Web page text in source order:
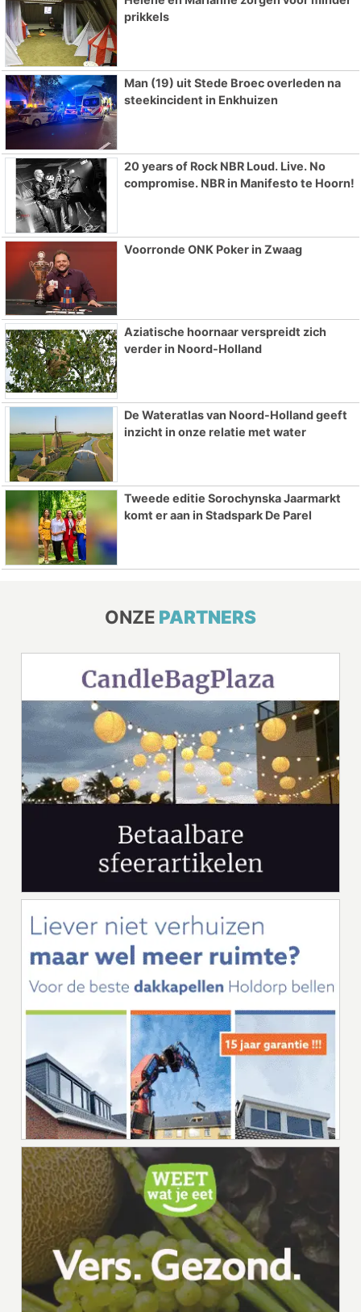
prikkels
Man (19) uit Stede Broec overleden na
steekincident in Enkhuizen
20 years of Rock NBR Loud. Live. No
compromise. NBR in Manifesto te Hoorn!
Voorronde ONK Poker in Zwaag
Aziatische hoornaar verspreidt zich
verder in Noord-Holland
De Wateratlas van Noord-Holland geeft
inzicht in onze relatie met water
Tweede editie Sorochynska Jaarmarkt
komt er aan in Stadspark De Parel
ONZE PARTNERS